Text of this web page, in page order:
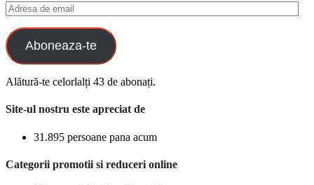
Adresa
de
email
Aboneaza-te
Alătură-te celorlalți 43 de abonați.
Site-ul nostru este apreciat de
31.895 persoane pana acum
Categorii promotii si reduceri online